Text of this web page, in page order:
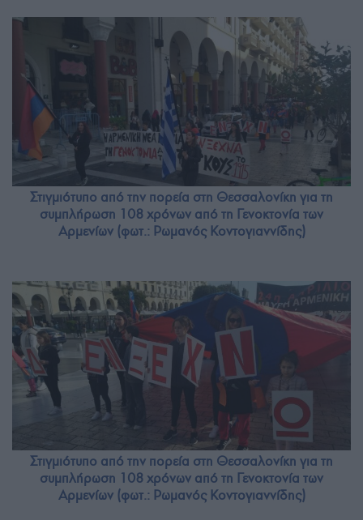
Στιγμιότυπο από την πορεία στη Θεσσαλονίκη για τη
συμπλήρωση 108 χρόνων από τη Γενοκτονία των
Αρμενίων (φωτ.: Ρωμανός Κοντογιαννίδης)
Στιγμιότυπο από την πορεία στη Θεσσαλονίκη για τη
συμπλήρωση 108 χρόνων από τη Γενοκτονία των
Αρμενίων (φωτ.: Ρωμανός Κοντογιαννίδης)